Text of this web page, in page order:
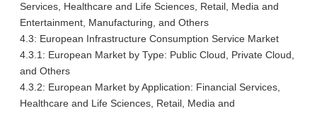
Services, Healthcare and Life Sciences, Retail, Media and
Entertainment, Manufacturing, and Others
4.3: European Infrastructure Consumption Service Market
4.3.1: European Market by Type: Public Cloud, Private Cloud,
and Others
4.3.2: European Market by Application: Financial Services,
Healthcare and Life Sciences, Retail, Media and